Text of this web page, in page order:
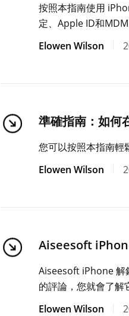
按照本指南使用
定、Apple ID和MDM
Elowen Wilson
準確指南：如何
您可以按照本指南輕
Elowen Wilson
Aiseesoft
Aiseesoft iPhone 解
的評論，您就會了解
Elowen Wilson